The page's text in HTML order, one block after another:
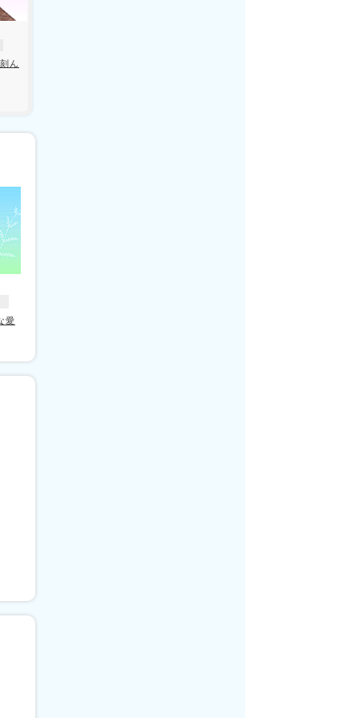
ん
愛